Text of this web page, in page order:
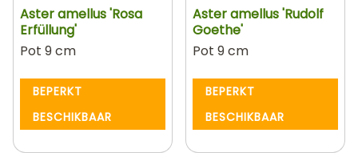
Aster amellus 'Rosa
Erfüllung'
Pot 9 cm
BEPERKT
BESCHIKBAAR
Aster amellus 'Rudolf
Goethe'
Pot 9 cm
BEPERKT
BESCHIKBAAR